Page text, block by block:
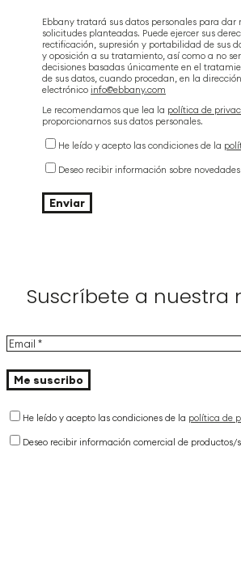
Ebbany tratará sus datos personales para dar
solicitudes planteadas. Puede ejercer sus
rectificación, supresión y portabilidad de sus
y oposición a su tratamiento, así como a no
decisiones basadas únicamente en el
de sus datos, cuando procedan, en la
electrónico info@ebbany.com
Le recomendamos que lea la política de
proporcionarnos sus datos personales.
He leído y acepto las condiciones de la
Deseo recibir información sobre
Suscríbete a nuestra
He leído y acepto las condiciones de la política de
Deseo recibir información comercial de productos/